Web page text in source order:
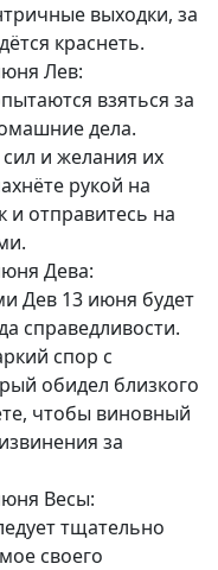
выходки, за
краснеть.
Лев:
взяться за
дела.
и желания их
рукой на
и отправитесь на
Дева:
Дев 13 июня будет
справедливости.
спор с
обидел близкого
чтобы виновный
за
Весы:
тщательно
своего